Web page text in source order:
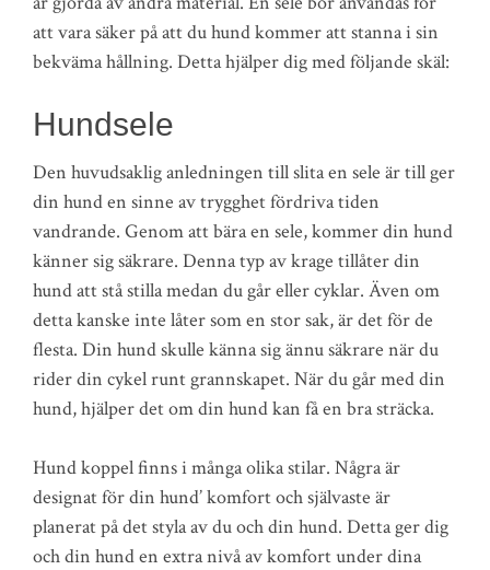
att vara säker på att du hund kommer att stanna i sin
bekväma hållning. Detta hjälper dig med följande skäl:
Hundsele
Den huvudsaklig anledningen till slita en sele är till ger
din hund en sinne av trygghet fördriva tiden
vandrande. Genom att bära en sele, kommer din hund
känner sig säkrare. Denna typ av krage tillåter din
hund att stå stilla medan du går eller cyklar. Även om
detta kanske inte låter som en stor sak, är det för de
flesta. Din hund skulle känna sig ännu säkrare när du
rider din cykel runt grannskapet. När du går med din
hund, hjälper det om din hund kan få en bra sträcka.
Hund koppel finns i många olika stilar. Några är
designat för din hund’ komfort och självaste är
planerat på det styla av du och din hund. Detta ger dig
och din hund en extra nivå av komfort under dina